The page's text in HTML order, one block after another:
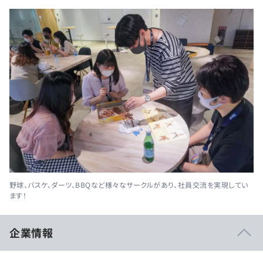
野球、バスケ、ダーツ、BBQなど様々なサークルがあり、社員交流を実現してい
ます！
企業情報